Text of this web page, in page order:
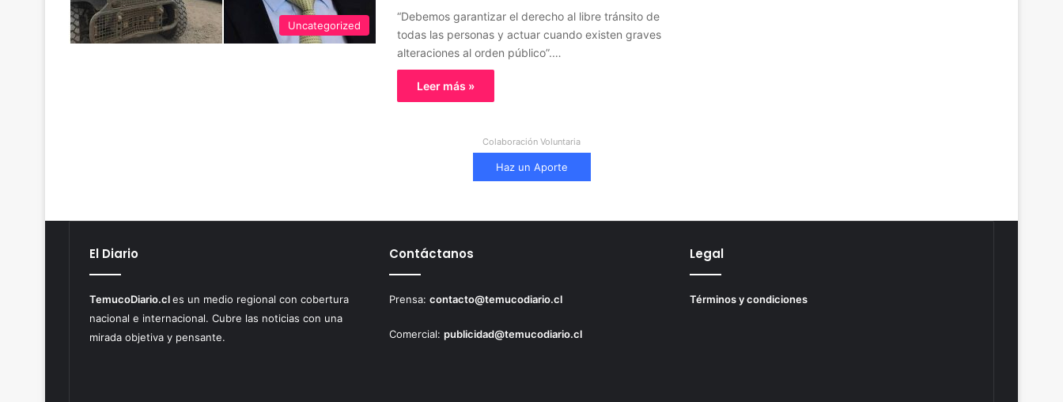
Uncategorized
“Debemos garantizar el derecho al libre tránsito de
todas las personas y actuar cuando existen graves
alteraciones al orden público”.…
Leer más »
Colaboración Voluntaria
Haz un Aporte
El Diario
TemucoDiario.cles un medio regional con cobertura
nacional e internacional. Cubre las noticias con una
mirada objetiva y pensante.
Contáctanos
Prensa:contacto@temucodiario.cl
Comercial:publicidad@temucodiario.cl
Legal
Términos y condiciones